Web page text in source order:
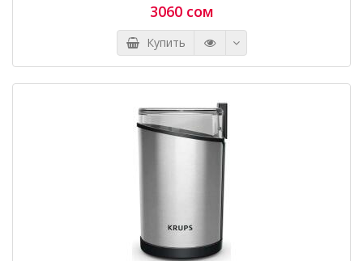
3060 сом
Купить